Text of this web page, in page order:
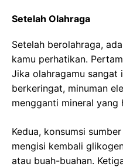
Setelah Olahraga
Setelah berolahraga,
kamu perhatikan.
Jika olahragamu sangat
berkeringat, minuman
mengganti mineral yang
Kedua, konsumsi
mengisi kembali
atau buah-buahan.